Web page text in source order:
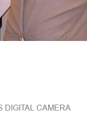
DIGITAL CAMERA